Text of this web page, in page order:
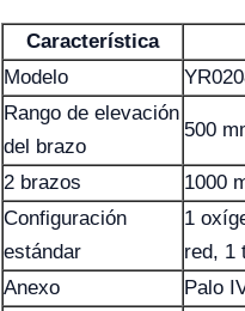
Característica
Modelo
Rango de elevación
del brazo
500
2 brazos
1000
Configuración
estándar
1
red, 1
Anexo
Palo